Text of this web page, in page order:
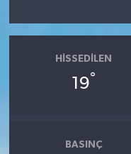
HISSEDILEN
19°
BASINÇ